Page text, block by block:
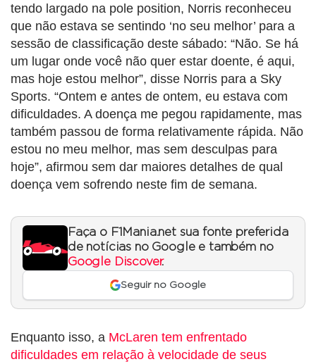
tendo largado na pole position, Norris reconheceu
que não estava se sentindo ‘no seu melhor’ para a
sessão de classificação deste sábado: “Não. Se há
um lugar onde você não quer estar doente, é aqui,
mas hoje estou melhor”, disse Norris para a Sky
Sports. “Ontem e antes de ontem, eu estava com
dificuldades. A doença me pegou rapidamente, mas
também passou de forma relativamente rápida. Não
estou no meu melhor, mas sem desculpas para
hoje”, afirmou sem dar maiores detalhes de qual
doença vem sofrendo neste fim de semana.
Faça o F1Mania.net sua fonte preferida
de notícias no Google e também no
Google Discover.
Seguir no Google
Enquanto isso, a McLaren tem enfrentado
dificuldades em relação à velocidade de seus